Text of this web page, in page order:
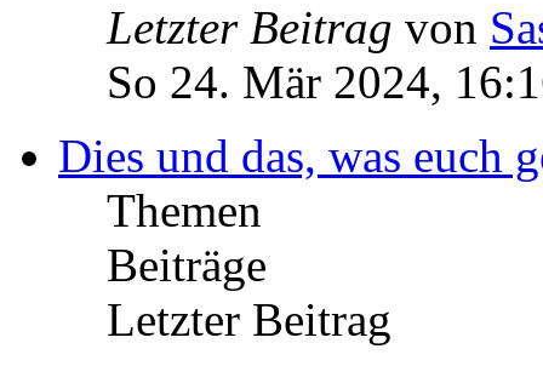
Letzter Beitrag von
So 24. Mär 2024,
Dies und das, was euch
Themen
Beiträge
Letzter Beitrag